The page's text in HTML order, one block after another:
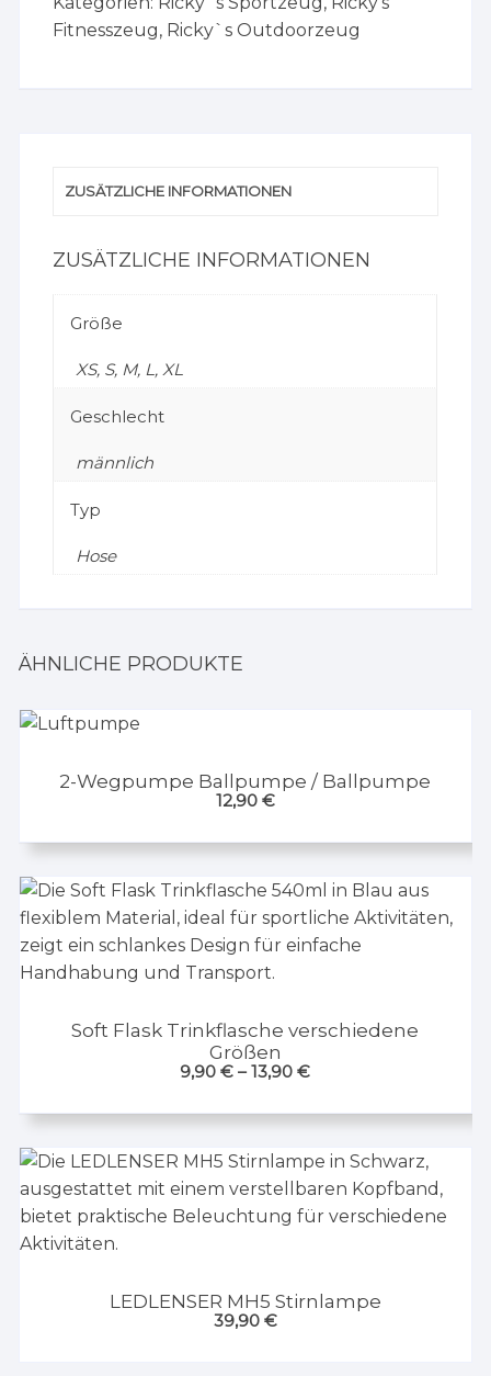
Fitnesszeug, Ricky`s Outdoorzeug
ZUSÄTZLICHE INFORMATIONEN
ZUSÄTZLICHE INFORMATIONEN
Größe
XS, S, M, L, XL
Geschlecht
männlich
Typ
Hose
ÄHNLICHE PRODUKTE
2-Wegpumpe Ballpumpe / Ballpumpe
12,90 €
Soft Flask Trinkflasche verschiedene
Größen
9,90€ –13,90€
LEDLENSER MH5 Stirnlampe
39,90 €